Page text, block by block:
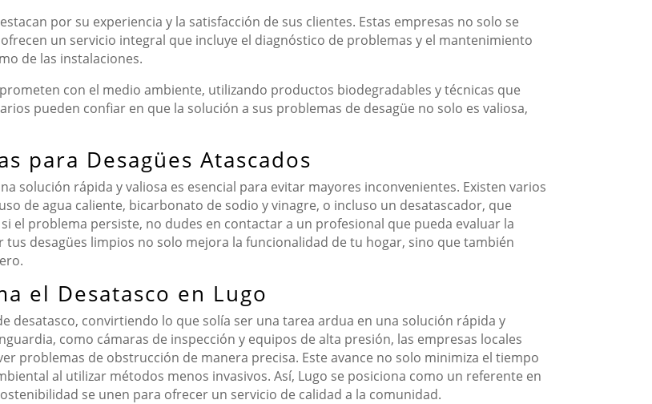
por su experiencia y la satisfacción de sus clientes. Estas empresas no solo se
un servicio integral que incluye el diagnóstico de problemas y el mantenimiento
de las instalaciones.
con el medio ambiente, utilizando productos biodegradables y técnicas que
pueden confiar en que la solución a sus problemas de desagüe no solo es valiosa,
para Desagües Atascados
solución rápida y valiosa es esencial para evitar mayores inconvenientes. Existen varios
de agua caliente, bicarbonato de sodio y vinagre, o incluso un desatascador, que
el problema persiste, no dudes en contactar a un profesional que pueda evaluar la
tus desagües limpios no solo mejora la funcionalidad de tu hogar, sino que también
el Desatasco en Lugo
desatasco, convirtiendo lo que solía ser una tarea ardua en una solución rápida y
como cámaras de inspección y equipos de alta presión, las empresas locales
problemas de obstrucción de manera precisa. Este avance no solo minimiza el tiempo
al utilizar métodos menos invasivos. Así, Lugo se posiciona como un referente en
se unen para ofrecer un servicio de calidad a la comunidad.